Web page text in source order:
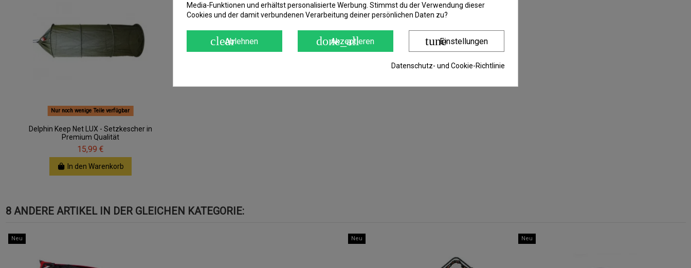
Nur noch wenige Teile verfügbar
Delphin Keep Net LUX - Setzkescher in
Premium Qualität
15,99 €
In den Warenkorb
8 ANDERE ARTIKEL IN DER GLEICHEN KATEGORIE:
Neu Neu Neu
Media-Funktionen und erhältst personalisierte Werbung. Stimmst du der Verwendung dieser
Cookies und der damit verbundenen Verarbeitung deiner persönlichen Daten zu?
clearAblehnen done_all
Akzeptieren tuneEinstellungen
Datenschutz- und Cookie-Richtlinie